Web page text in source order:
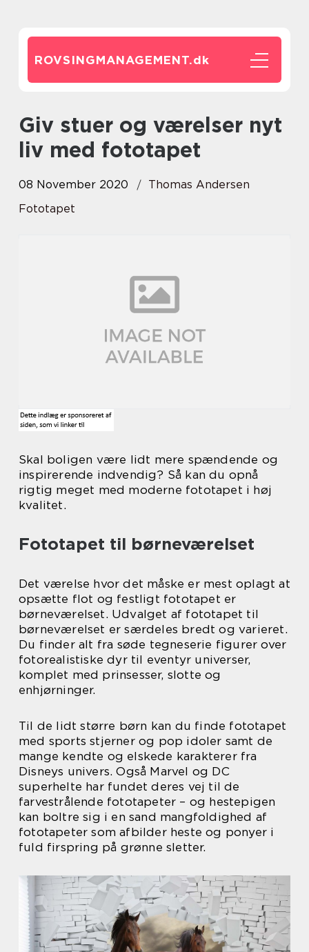
ROVSINGMANAGEMENT.dk
Giv stuer og værelser nyt
liv med fototapet
08 November 2020
Thomas Andersen
Fototapet
Skal boligen være lidt mere spændende og
inspirerende indvendig? Så kan du opnå
rigtig meget med moderne fototapet i høj
kvalitet.
Fototapet til børneværelset
Det værelse hvor det måske er mest oplagt at
opsætte flot og festligt fototapet er
børneværelset. Udvalget af fototapet til
børneværelset er særdeles bredt og varieret.
Du finder alt fra søde tegneserie figurer over
fotorealistiske dyr til eventyr universer,
komplet med prinsesser, slotte og
enhjørninger.
Til de lidt større børn kan du finde fototapet
med sports stjerner og pop idoler samt de
mange kendte og elskede karakterer fra
Disneys univers. Også Marvel og DC
superhelte har fundet deres vej til de
farvestrålende fototapeter – og hestepigen
kan boltre sig i en sand mangfoldighed af
fototapeter som afbilder heste og ponyer i
fuld firspring på grønne sletter.